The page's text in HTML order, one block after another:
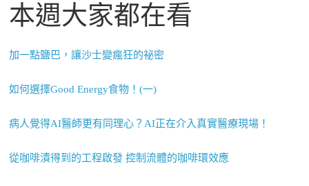
本週大家都在看
加一點鹽巴，讓沙士變瘋狂的祕密
如何選擇Good Energy食物！(一)
病人覺得AI醫師更有同理心？AI正在介入真實醫療現場！
從咖啡漬得到的工程啟發 控制流體的咖啡環效應